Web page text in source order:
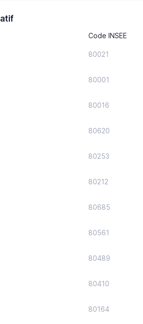
Code INSEE
80021
80001
80016
80620
80253
80212
80685
80561
80489
80410
80164